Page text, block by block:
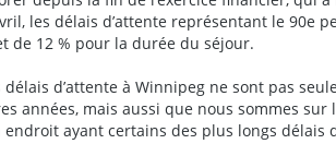
les délais d’attente représentant le 90e
de 12 % pour la durée du séjour.
d’attente à Winnipeg ne sont pas
années, mais aussi que nous sommes sur
ayant certains des plus longs délais